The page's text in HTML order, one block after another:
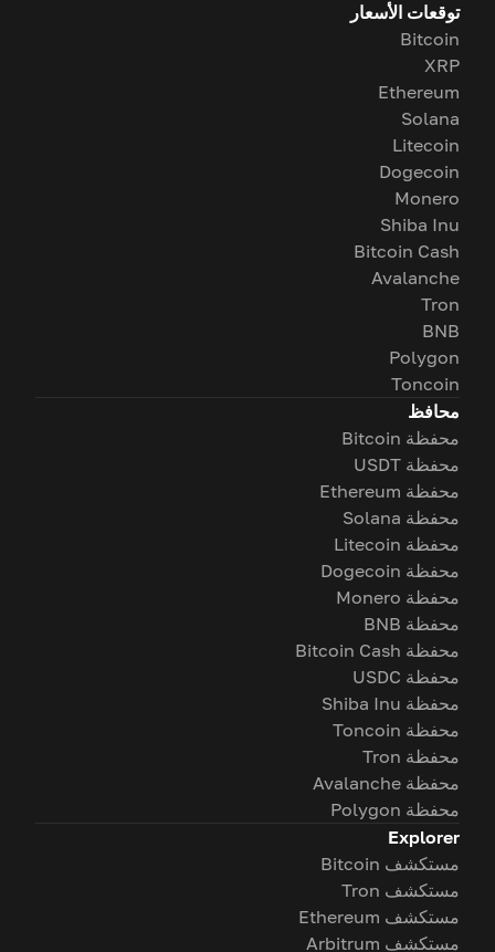
توقعات الأسعار
Bitcoin
XRP
Ethereum
Solana
Litecoin
Dogecoin
Monero
Shiba Inu
Bitcoin Cash
Avalanche
Tron
BNB
Polygon
Toncoin
محافظ
محفظة Bitcoin
محفظة USDT
محفظة Ethereum
محفظة Solana
محفظة Litecoin
محفظة Dogecoin
محفظة Monero
محفظة BNB
محفظة Bitcoin Cash
محفظة USDC
محفظة Shiba Inu
محفظة Toncoin
محفظة Tron
محفظة Avalanche
محفظة Polygon
Explorer
مستكشف Bitcoin
مستكشف Tron
مستكشف Ethereum
مستكشف Arbitrum